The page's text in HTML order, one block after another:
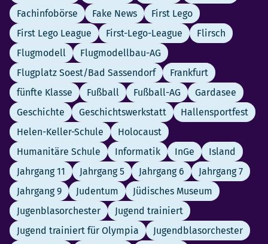
Fachinfobörse
Fake News
First Lego
First Lego League
First-Lego-League
Flirsch
Flugmodell
Flugmodellbau-AG
Flugplatz Soest/Bad Sassendorf
Frankfurt
fünfte Klasse
Fußball Fußball-AG
Gardasee
Geschichte
Geschichtswerkstatt
Hallensportfest
Helen-Keller-Schule
Holocaust
Humanitäre Schule
Informatik InGe
Island
Jahrgang 11
Jahrgang 5 Jahrgang 6
Jahrgang 7
Jahrgang 9
Judentum
Jüdisches Museum
Jugenblasorchester
Jugend trainiert
Jugend trainiert für Olympia
Jugendblasorchester